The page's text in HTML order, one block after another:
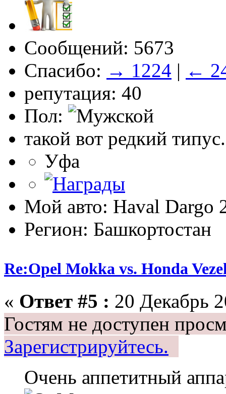
Сообщений: 5673
Спасибо: → 1224 | ←
репутация: 40
Пол:
такой вот редкий
Уфа
Мой авто: Haval Dargo
Регион: Башкортостан
Re:Opel Mokka vs. Honda
« Ответ #5 : 20 Декабрь
Гостям не доступен
Зарегистрируйтесь.
Очень аппетитный